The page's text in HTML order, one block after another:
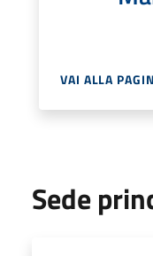
VAI ALLA
Sede